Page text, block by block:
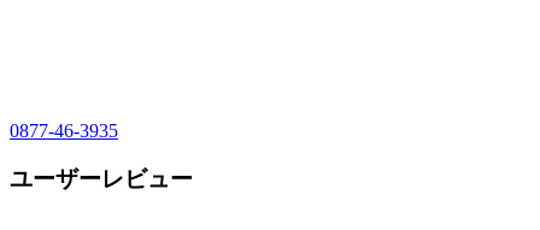
0877-46-3935
ユーザーレビュー